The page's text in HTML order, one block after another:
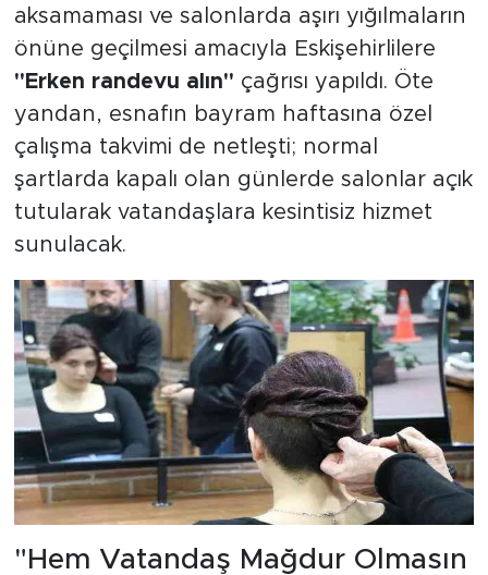
aksamaması ve salonlarda aşırı yığılmaların
önüne geçilmesi amacıyla Eskişehirlilere
"Erken randevu alın" çağrısı yapıldı. Öte
yandan, esnafın bayram haftasına özel
çalışma takvimi de netleşti; normal
şartlarda kapalı olan günlerde salonlar açık
tutularak vatandaşlara kesintisiz hizmet
sunulacak.
"Hem Vatandaş Mağdur Olmasın